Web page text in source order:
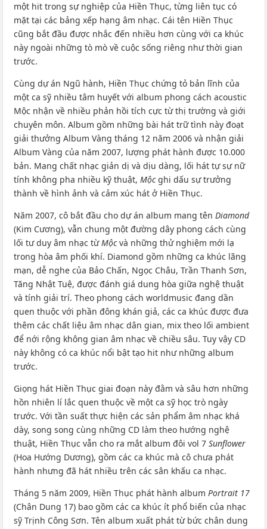
một hit trong sự nghiệp của Hiền Thục, từng liên tục có
mặt tại các bảng xếp hạng âm nhạc. Cái tên Hiền Thục
cũng bắt đầu được nhắc đến nhiều hơn cùng với ca khúc
này ngoài những tò mò về cuộc sống riêng như thời gian
trước.
Cùng dự án Ngũ hành, Hiền Thục chứng tỏ bản lĩnh của
một ca sỹ nhiều tâm huyết với album phong cách acoustic
Mộc nhận về nhiều phản hồi tích cực từ thị trường và giới
chuyên môn. Album gồm những bài hát trữ tình này đoạt
giải thưởng Album Vàng tháng 12 năm 2006 và nhận giải
Album Vàng của năm 2007, lượng phát hành được 10.000
bản. Mang chất nhạc giản dị và dịu dàng, lối hát tự sự nữ
tính không pha nhiều kỹ thuật, Mộcghi dấu sự trưởng
thành về hình ảnh và cảm xúc hát ở Hiền Thục.
Năm 2007, cô bắt đầu cho dự án album mang tên Diamond
(Kim Cương), vẫn chung một đường dây phong cách cùng
lối tư duy âm nhạc từMộcvà những thử nghiệm mới lạ
trong hòa âm phối khí. Diamond gồm những ca khúc lãng
mạn, dễ nghe của Bảo Chấn, Ngọc Châu, Trần Thanh Sơn,
Tăng Nhật Tuệ, được đánh giá dung hòa giữa nghệ thuật
và tính giải trí. Theo phong cách worldmusic đang dần
quen thuộc với phần đông khán giả, các ca khúc được đưa
thêm các chất liệu âm nhạc dân gian, mix theo lối ambient
để nới rộng không gian âm nhạc về chiều sâu. Tuy vậy CD
này không có ca khúc nổi bật tạo hit như những album
trước.
Giọng hát Hiền Thục giai đoạn này đằm và sâu hơn những
hồn nhiên lí lắc quen thuộc về một ca sỹ học trò ngày
trước. Với tần suất thực hiện các sản phẩm âm nhạc khá
dày, song song cùng những CD làm theo hướng nghệ
thuật, Hiền Thục vẫn cho ra mắt album đôi vol 7 Sunflower
(Hoa Hướng Dương), gồm các ca khúc mà cô chưa phát
hành nhưng đã hát nhiều trên các sân khấu ca nhạc.
Tháng 5 năm 2009, Hiền Thục phát hành album Portrait 17
(Chân Dung 17) bao gồm các ca khúc ít phổ biến của nhạc
sỹ Trịnh Công Sơn. Tên album xuất phát từ bức chân dung